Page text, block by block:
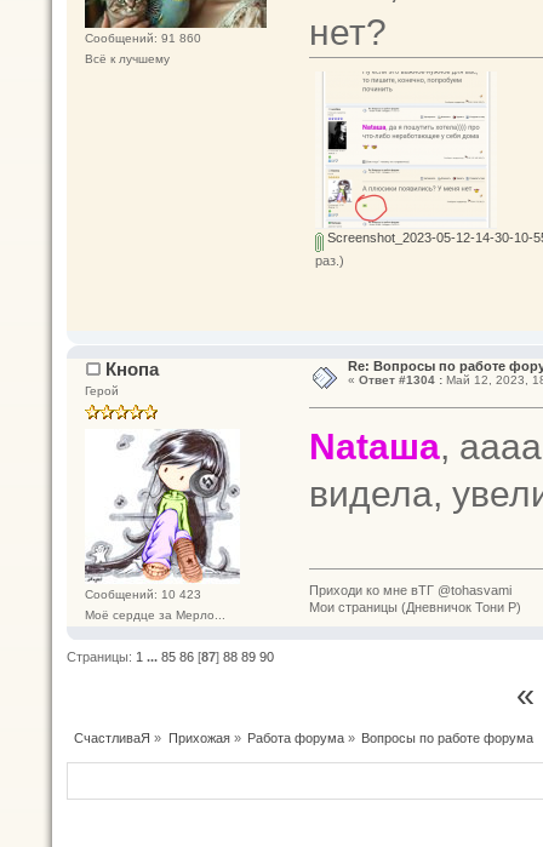
Сообщений: 91 860
Всё к лучшему
нет?
Screenshot_2023-05-12-14-30-10-
раз.)
Кнопа
Герой
Сообщений: 10 423
Моё сердце за Мерло...
Re: Вопросы по работе
« Ответ #1304 :Май 12, 2023,
Nataшa,
видела,
Приходи ко мне вТГ @tohasvami
Мои страницы (Дневничок Тони Р)
Страницы: 1 ... 85 86 [87] 88 89 90
СчастливаЯ » Прихожая» Работа форума» Вопросы по работе форума